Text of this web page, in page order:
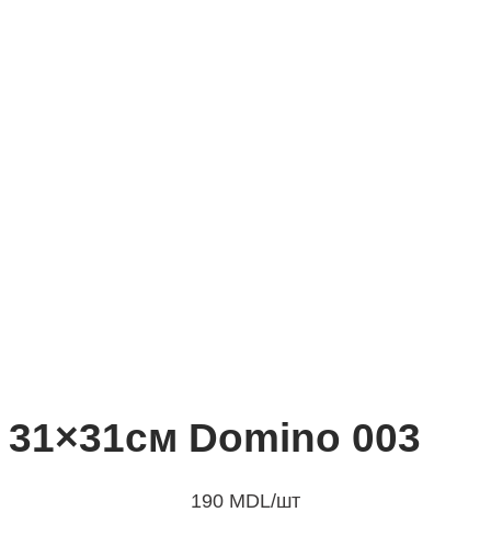
31×31см Domino 003
190 MDL/шт